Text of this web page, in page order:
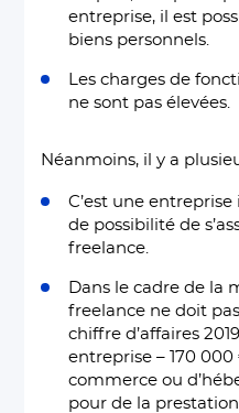
entreprise, il est
biens personnels.
Les charges de
ne sont pas élevées.
Néanmoins, il y a
C’est une
de possibilité de
freelance.
Dans le cadre de la
freelance ne doit
chiffre d’affaires
entreprise – 170
commerce ou
pour de la